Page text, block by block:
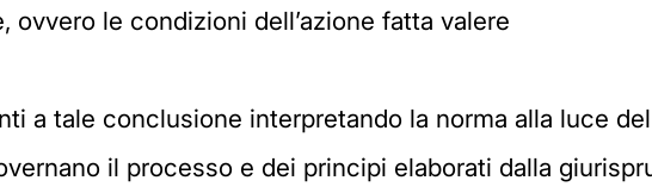
ovvero le condizioni dell’azione fatta valere
a tale conclusione interpretando la norma alla luce
il processo e dei principi elaborati dalla